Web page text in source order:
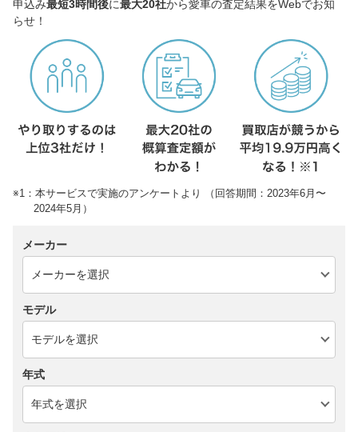
申込み最短3時間後に最大20社から愛車の査定結果をWebでお知
らせ！
※1：本サービスで実施のアンケートより （回答期間：2023年6月〜
2024年5月）
メーカー
モデル
年式